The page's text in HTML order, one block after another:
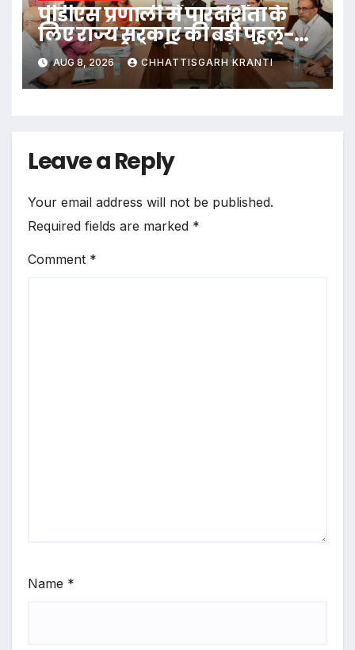
पीडीएस प्रणाली में पारदर्शिता के
लिए राज्य सरकार की बड़ी पहल-
रायपुर, दुर्ग और बिलासपुर में तीन
‘अन्नपूर्ति ग्रेन एटीएम‘ का शुभारंभ
AUG 8, 2026 CHHATTISGARH KRANTI
Leave a Reply
Your email address will not be published.
Required fields are marked *
Comment *
Name *